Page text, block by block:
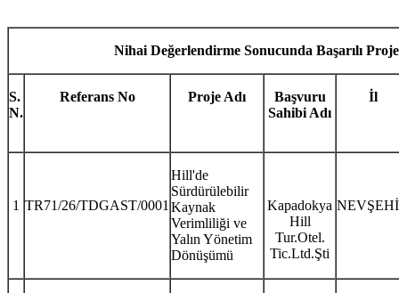
Nihai Değerlendirme Sonucunda Başarılı
S.
N.
Referans No Proje Adı
Başvuru
Sahibi Adı
İl
1 TR71/26/TDGAST/0001
Hill'de
Sürdürülebilir
Kaynak
Verimliliği ve
Yalın Yönetim
Dönüşümü
Kapadokya
Hill
Tur.Otel.
Tic.Ltd.Şti